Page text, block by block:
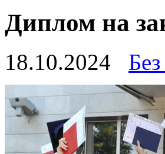
Диплом на
18.10.2024